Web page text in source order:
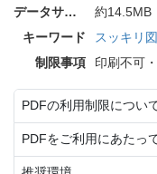
データサイズ
約14.5MB
キーワード
スッキリ
制限事項
印刷不可
PDFの利用制限につい
PDFをご利用にあたっ